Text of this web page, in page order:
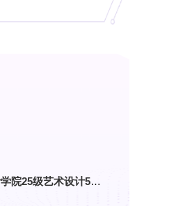
创意设计学院25级艺术设计5班 《标志设计》结课作品展（五）